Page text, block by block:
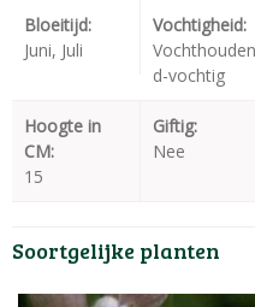
Bloeitijd:
Juni, Juli
Vochtigheid:
Vochthouden
d-vochtig
Hoogte in
CM:
15
Giftig:
Nee
Soortgelijke planten